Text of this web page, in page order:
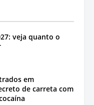
veja quanto o
em
de carreta com